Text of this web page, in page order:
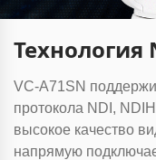
Технология
VC-A71SN
протокола NDI,
высокое качество
напрямую